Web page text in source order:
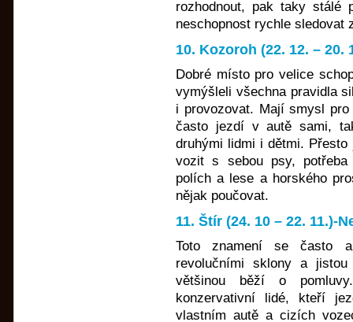
rozhodnout, pak taky stálé
neschopnost rychle sledovat
10. Kozoroh (22. 12. – 20.
Dobré místo pro velice
vymýšleli všechna pravidla
i provozovat. Mají smysl
často jezdí v autě sami,
druhými lidmi i dětmi.
vozit s sebou psy,
polích a lese a horského
nějak poučovat.
11. Štír (24. 10 – 22. 11.)-
Toto znamení se často
revolučními sklony a
většinou běží o
konzervativní lidé, kteří
vlastním autě a cizích